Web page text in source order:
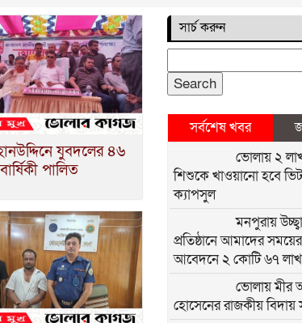
যুবদলের ৪৬
পালিত
সার্চ করুন
for:
সর্বশেষ খবর
ভোলায় ২
শিশুকে খাওয়ানো হবে
ক্যাপসুল
মনপুরায়
প্রতিষ্ঠানে আমাদের
আবেদনে ২ কোটি ৬৭ লাখ
ভোলায় মীর
হোসেনের রাজকীয় বিদায়